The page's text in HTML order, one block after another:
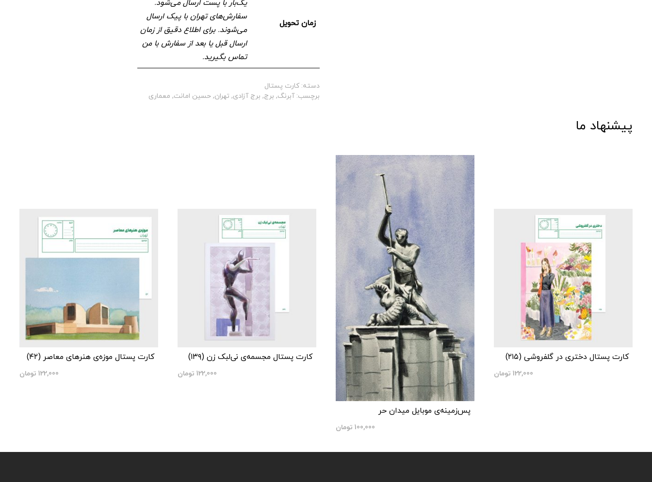
زمان تحویل
یک‌بار با پست ارسال می‌شود.
سفارش‌های تهران با پیک ارسال
می‌شوند. برای اطلاع دقیق از زمان
ارسال قبل یا بعد از سفارش با من
تماس بگیرید.
دسته:کارت پستال
برچسب:آبرنگ, برج, برج آزادی, تهران,حسین امانت, معماری
پیشنهاد ما
کارت پستال دختری در گلفروشی (۲۱۵)
122,000 تومان
پس‌زمینه‌ی موبایل میدان حر
100,000 تومان
کارت پستال مجسمه‌ی نی‌لبک زن (۱۳۹)
122,000 تومان
کارت پستال موزه‌‌ی هنرهای معاصر (۴۲)
122,000 تومان